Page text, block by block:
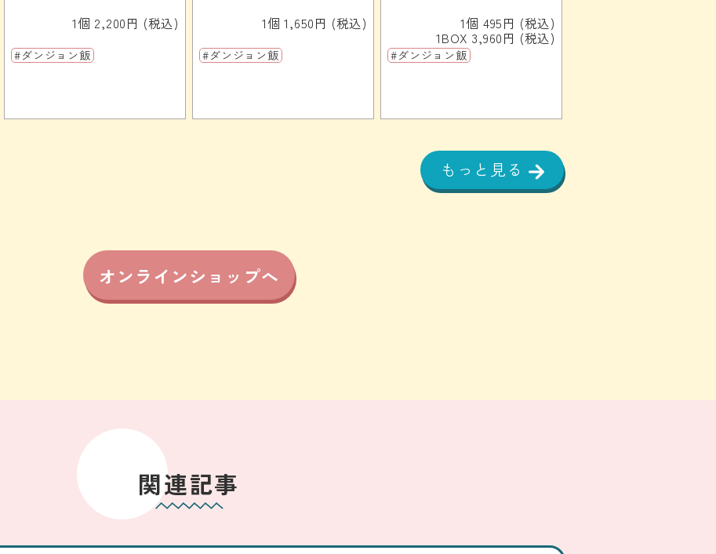
1個 2,200円 (税込)
#ダンジョン飯
1個 1,650円 (税込)
#ダンジョン飯
1個 495円 (税込)
1BOX 3,960円 (税込)
#ダンジョン飯
もっと見る
オンラインショップへ
関連記事